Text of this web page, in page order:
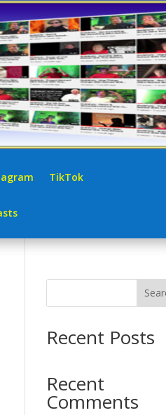
TikTok
Recent Posts
Recent
Comments